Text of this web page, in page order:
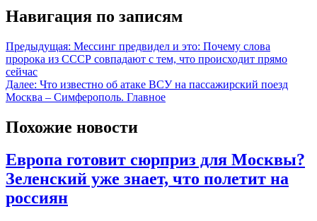
Навигация по записям
Предыдущая: Мессинг предвидел и это: Почему слова
пророка из СССР совпадают с тем, что происходит прямо
сейчас
Далее: Что известно об атаке ВСУ на пассажирский поезд
Москва – Симферополь. Главное
Похожие новости
Европа готовит сюрприз для Москвы?
Зеленский уже знает, что полетит на
россиян